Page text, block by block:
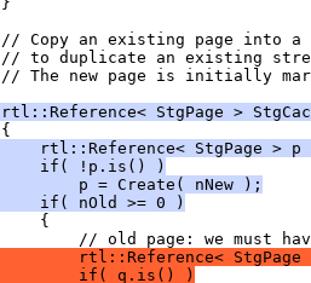
The new page is initially
StgPage >
rtl::Reference< StgPage > p
if( !p.is() )
p = Create( nNew );
if( nOld >= 0 )
rtl::Reference< StgPage
if( q.is() )